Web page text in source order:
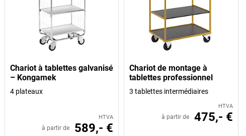
Chariot à tablettes galvanisé
– Kongamek
4 plateaux
HTVA
à partir de 589,- €
Chariot de montage à
tablettes professionnel
3 tablettes intermédiaires
HTVA
à partir de 475,- €